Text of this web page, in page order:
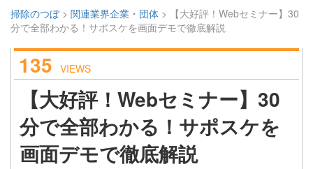
掃除のつぼ> 関連業界企業・団体 >
【大好評！Webセミナー】30
分で全部わかる！サポスケを画面デモで徹底解説
135 VIEWS
【大好評！Webセミナー】30
分で全部わかる！サポスケを
画面デモで徹底解説